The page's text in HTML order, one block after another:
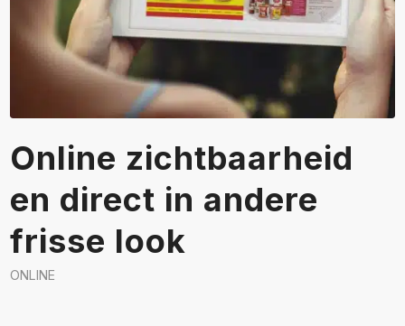
Online zichtbaarheid
en direct in andere
frisse look
ONLINE